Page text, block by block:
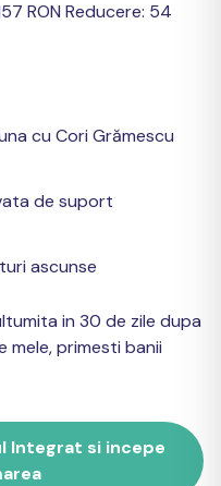
RON Reducere: 54
cu Cori Grămescu
de suport
ascunse
in 30 de zile dupa
mele, primesti banii
Integrat si incepe